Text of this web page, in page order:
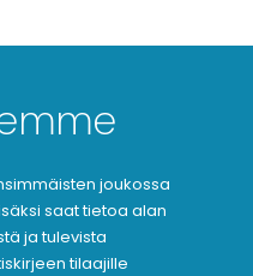
joukossa
saat tietoa alan
ja tulevista
tilaajille